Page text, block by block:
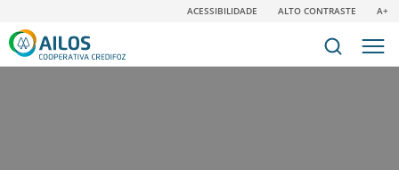
ACESSIBILIDADE ALTO CONTRASTE A+